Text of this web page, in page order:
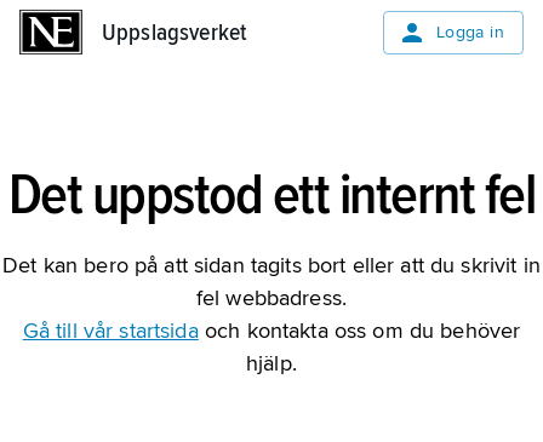
Uppslagsverket Logga in
Det uppstod ett internt fel
Det kan bero på att sidan tagits bort eller att du skrivit in
fel webbadress.
Gå till vår startsidaoch kontakta oss om du behöver
hjälp.